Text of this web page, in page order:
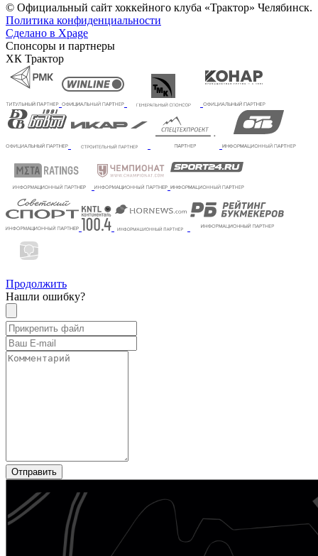
© Официальный сайт хоккейного клуба «Трактор» Челябинск.
Политика конфиденциальности
Сделано в Xpage
Спонсоры и партнеры
ХК Трактор
Продолжить
Нашли ошибку?